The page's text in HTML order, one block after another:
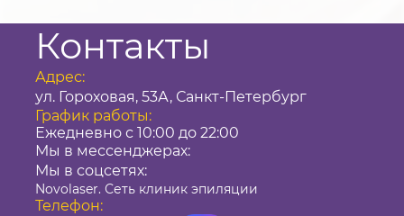
Контакты
Адрес:
ул. Гороховая, 53А, Санкт-Петербург
График работы:
Ежедневно с 10:00 до 22:00
Мы в мессенджерах:
Мы в соцсетях:
Novolaser. Сеть клиник эпиляции
Телефон: